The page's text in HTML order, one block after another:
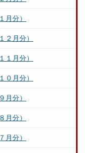
月分）
２月分）
１月分）
０月分）
月分）
月分）
月分）